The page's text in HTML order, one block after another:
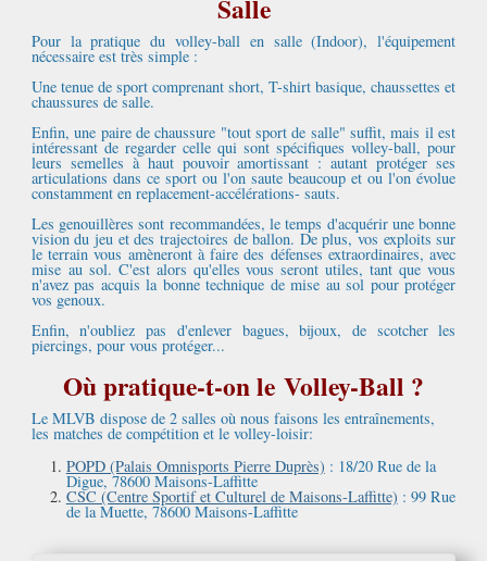
Salle
Pour la pratique du volley-ball en salle (Indoor), l'équipement
nécessaire est très simple :
Une tenue de sport comprenant short, T-shirt basique, chaussettes et
chaussures de salle.
Enfin, une paire de chaussure "tout sport de salle" suffit, mais il est
intéressant de regarder celle qui sont spécifiques volley-ball, pour
leurs semelles à haut pouvoir amortissant : autant protéger ses
articulations dans ce sport ou l'on saute beaucoup et ou l'on évolue
constamment en replacement-accélérations- sauts.
Les genouillères sont recommandées, le temps d'acquérir une bonne
vision du jeu et des trajectoires de ballon. De plus, vos exploits sur
le terrain vous amèneront à faire des défenses extraordinaires, avec
mise au sol. C'est alors qu'elles vous seront utiles, tant que vous
n'avez pas acquis la bonne technique de mise au sol pour protéger
vos genoux.
Enfin, n'oubliez pas d'enlever bagues, bijoux, de scotcher les
piercings, pour vous protéger...
Où pratique-t-on le Volley-Ball ?
Le MLVB dispose de 2 salles où nous faisons les entraînements,
les matches de compétition et le volley-loisir:
POPD (Palais Omnisports Pierre Duprès) : 18/20 Rue de la
Digue, 78600 Maisons-Laffitte
CSC (Centre Sportif et Culturel de Maisons-Laffitte) : 99 Rue
de la Muette, 78600 Maisons-Laffitte